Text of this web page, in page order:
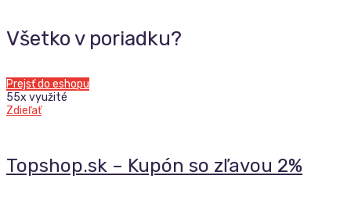
Všetko v poriadku?
Prejsť do eshopu
55x využité
Zdieľať
Topshop.sk – Kupón so zľavou 2%